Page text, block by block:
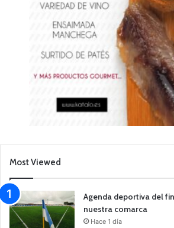
Most Viewed
Agenda deportiva del
nuestra comarca
Hace 1 día